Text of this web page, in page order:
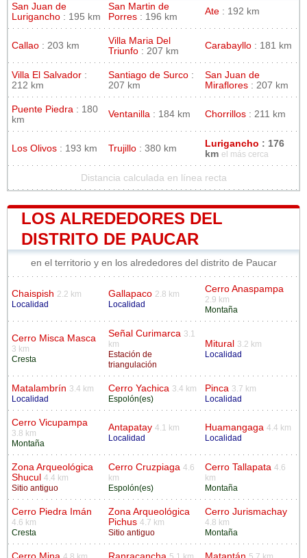
San Juan de
Lurigancho : 195 km
San Martin de
Porres : 196 km
Ate : 192 km
Callao : 203 km
Villa Maria Del
Triunfo : 207 km
Carabayllo : 181 km
Villa El Salvador :
212 km
Santiago de Surco :
207 km
San Juan de
Miraflores : 207 km
Puente Piedra : 180
km
Ventanilla : 184 km Chorrillos : 211 km
Los Olivos : 193 km Trujillo : 380 km Lurigancho : 176
km el más cerca
Distancia calculada en línea recta
LOS ALREDEDORES DEL
DISTRITO DE PAUCAR
en el territorio y en los alrededores del distrito de Paucar
Chaispish 2.2 km
Localidad
Gallapaco 2.8 km
Localidad
Cerro Anaspampa
2.9 km
Montaña
Cerro Misca Masca
3 km
Cresta
Señal Curimarca 3.1
km
Estación de
triangulación
Mitural
3.2 km
Localidad
Matalambrín 3.4 km
Localidad
Cerro Yachica 3.4 km
Espolón(es)
Pinca 3.7 km
Localidad
Cerro Vicupampa
3.8 km
Montaña
Antapatay 4.1 km
Localidad
Huamangaga 4.4 km
Localidad
Zona Arqueológica
Shucul
4.4 km
Sitio antiguo
Cerro Cruzpiaga 4.6
km
Espolón(es)
Cerro Tallapata 4.6
km
Montaña
Cerro Piedra Imán
4.6 km
Cresta
Zona Arqueológica
Pichus 4.7 km
Sitio antiguo
Cerro Jurismachay
4.8 km
Montaña